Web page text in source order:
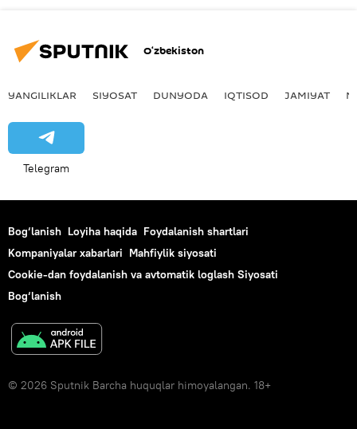
O‘zbekiston
YANGILIKLAR SIYOSAT DUNYODA IQTISOD JAMIYAT
Telegram
Bog‘lanish Loyiha haqida Foydalanish shartlari
Kompaniyalar xabarlari Mahfiylik siyosati
Cookie-dan foydalanish va avtomatik loglash Siyosati
Bog‘lanish
© 2026 Sputnik Barcha huquqlar himoyalangan. 18+